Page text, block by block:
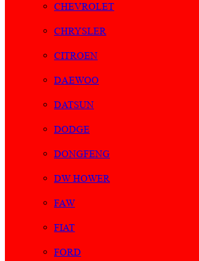
CHEVROLET
CHRYSLER
CITROEN
DAEWOO
DATSUN
DODGE
DONGFENG
DW HOWER
FAW
FIAT
FORD